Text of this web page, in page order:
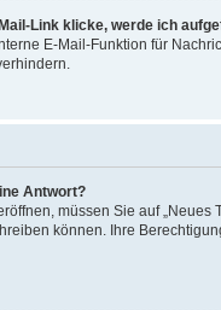
Link klicke, werde ich
E-Mail-Funktion für
Antwort?
müssen Sie auf
können. Ihre